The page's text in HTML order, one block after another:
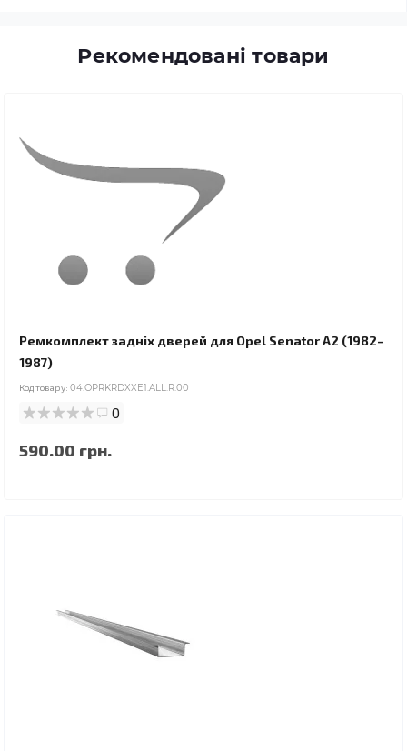
Рекомендовані товари
Ремкомплект задніх дверей для Opel Senator A2 (1982–
1987)
Код товару: 04.OPRKRDXXE1.ALL.R.00
0
590.00 грн.